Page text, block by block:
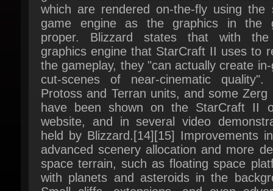
proper. Blizzard states that with the
graphics engine that StarCraft II uses to
the gameplay, they "can actually create in-
cut-scenes of near-cinematic quality".
Protoss and Terran units, and some Zerg
have been shown on the StarCraft II
website, and in several video
held by Blizzard.[14][15] Improvements
advanced scenery allocation and more
space terrain, such as floating space
with planets and asteroids in the
Small cliffs, extensions, and even
signs were also shown to have been
and refined.